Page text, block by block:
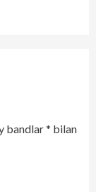
bandlar* bilan